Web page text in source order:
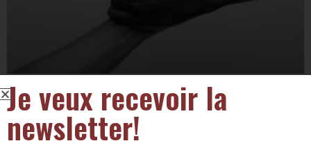
Je veux recevoir la
newsletter!